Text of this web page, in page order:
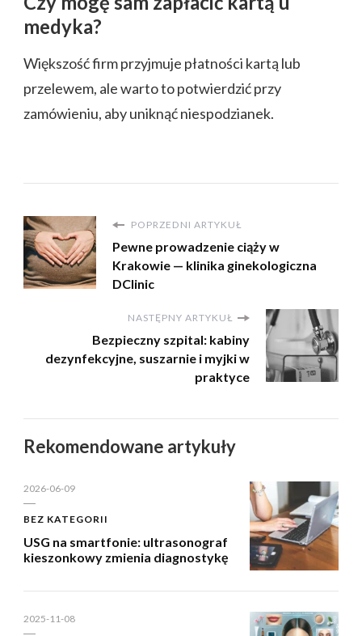
medyka?
Większość firm przyjmuje płatności kartą lub
przelewem, ale warto to potwierdzić przy
zamówieniu, aby uniknąć niespodzianek.
POPRZEDNI ARTYKUŁ
Pewne prowadzenie ciąży w
Krakowie — klinika ginekologiczna
DClinic
NASTĘPNY ARTYKUŁ
Bezpieczny szpital: kabiny
dezynfekcyjne, suszarnie i myjki w
praktyce
Rekomendowane artykuły
2026-06-09
BEZ KATEGORII
USG na smartfonie: ultrasonograf
kieszonkowy zmienia diagnostykę
2025-11-08